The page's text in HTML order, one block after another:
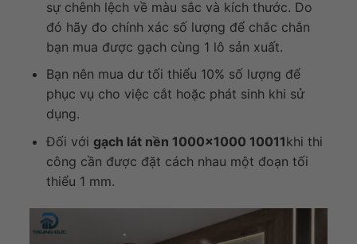
sự chênh lệch về màu sắc và kích thước. Do
đó hãy đo chính xác số lượng để chắc chắn
bạn mua được gạch cùng 1 lô sản xuất.
Bạn nên mua dư tối thiểu 10% số lượng để
phục vụ cho việc cắt hoặc phát sinh khi sử
dụng.
Đối với gạch lát nền 1000×1000 10011khi thi
công cần được đặt cách nhau một đoạn tối
thiểu 1 mm.